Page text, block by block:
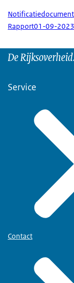
Rapport01-09-2023
De
Service
Contact